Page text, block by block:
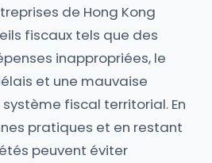
de Hong Kong
fiscaux tels que des
inappropriées, le
et une mauvaise
fiscal territorial. En
pratiques et en restant
peuvent éviter